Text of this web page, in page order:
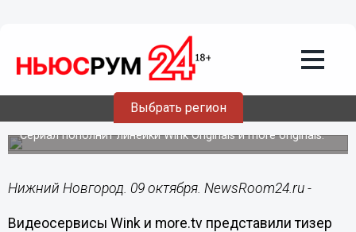
Выбрать регион
«А ты такой холодный»: премьера
комедийного сериала
«Отмороженные» состоится 2 ноября
Сериал пополнит линейки Wink Originals и more originals.
Нижний Новгород. 09 октября. NewsRoom24.ru -
Видеосервисы Wink и more.tv представили тизер